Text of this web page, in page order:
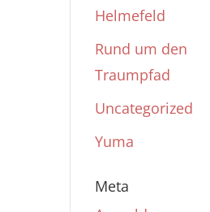
Helmefeld
Rund um den
Traumpfad
Uncategorized
Yuma
Meta